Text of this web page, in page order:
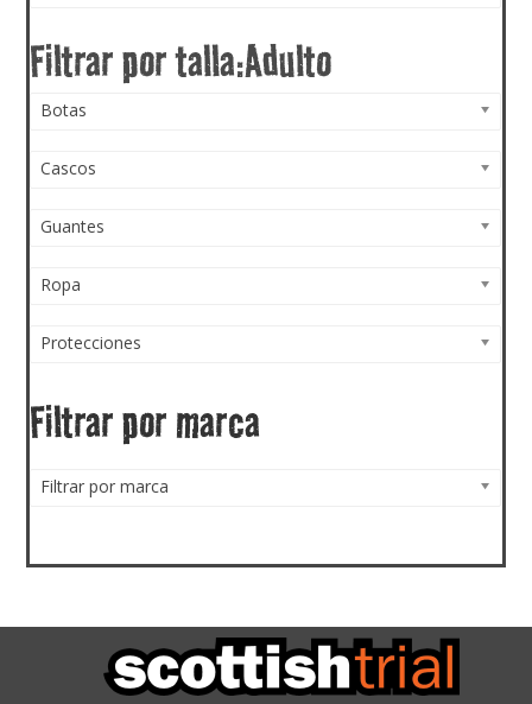
Botas
Cascos
Guantes
Ropa
Protecciones
Filtrar por marca
Filtrar por marca